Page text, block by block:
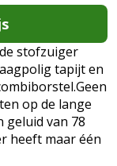
stofzuiger
tapijt en
op de lange
geluid van 78
heeft maar één